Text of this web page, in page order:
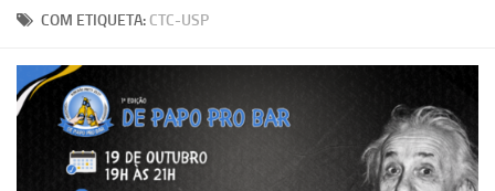
Página Inicial
Inscrição
Atividades
Cátedras
COM ETIQUETA: CTC-USP